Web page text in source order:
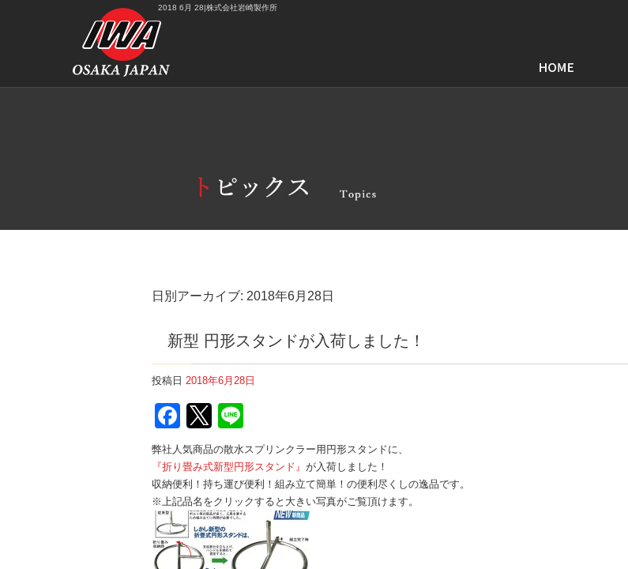
2018 6月 28|株式会社岩崎製作所
日別アーカイブ: 2018年6月28日
新型 円形スタンドが入荷しました！
投稿日 2018年6月28日
Facebook
Twitter
弊社人気商品の散水スプリンクラー用円形スタンドに、
『折り畳み式新型円形スタンド』 が入荷しました！
収納便利！持ち運び便利！組み立て簡単！の便利尽くしの逸品です。
※上記品名をクリックすると大きい写真がご覧頂けます。